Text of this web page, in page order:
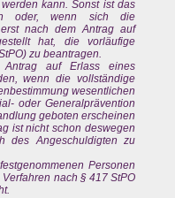
kann. Sonst ist das
oder, wenn sich die
nach dem Antrag auf
hat, die vorläufige
zu beantragen.
auf Erlass eines
wenn die vollständige
wesentlichen
oder Generalprävention
geboten erscheinen
ist nicht schon deswegen
des Angeschuldigten zu
Personen
nach § 417 StPO